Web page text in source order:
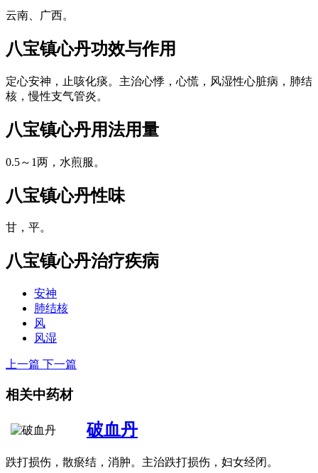
云南、广西。
八宝镇心丹功效与作用
定心安神，止咳化痰。主治心悸，心慌，风湿性心脏病，肺结
核，慢性支气管炎。
八宝镇心丹用法用量
0.5～1两，水煎服。
八宝镇心丹性味
甘，平。
八宝镇心丹治疗疾病
安神
肺结核
风
风湿
上一篇 下一篇
相关中药材
破血丹
跌打损伤，散瘀结，消肿。主治跌打损伤，妇女经闭。